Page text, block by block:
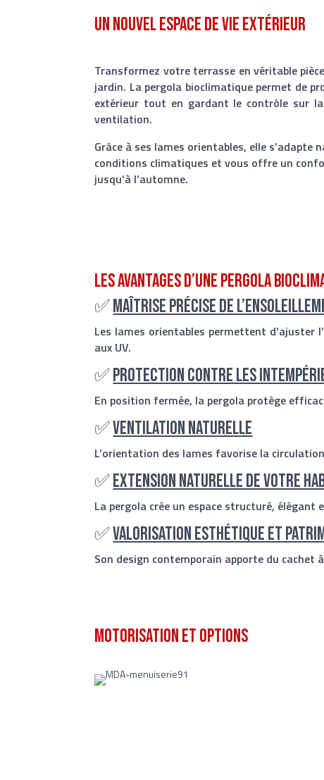
Un nouvel espace de vie extérieur
Transformez votre terrasse en véritable
jardin. La pergola bioclimatique permet de
extérieur tout en gardant le contrôle sur
ventilation.
Grâce à ses lames orientables, elle s’adapte
conditions climatiques et vous offre un
jusqu’à l’automne.
Les avantages d’une pergola
✅Maîtrise précise de
Les lames orientables permettent d’ajuster
aux UV.
✅Protection contre les
En position fermée, la pergola protège
✅Ventilation naturelle
L’orientation des lames favorise la
✅Extension naturelle de votre
La pergola crée un espace structuré,
✅Valorisation esthétique et
Son design contemporain apporte du
Motorisation et options